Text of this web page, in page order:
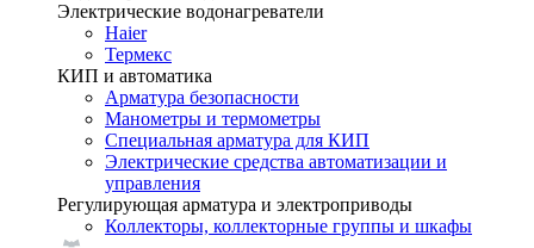
Электрические водонагреватели
Haier
Термекс
КИП и автоматика
Арматура безопасности
Манометры и термометры
Специальная арматура для КИП
Электрические средства автоматизации и
управления
Регулирующая арматура и электроприводы
Коллекторы, коллекторные группы и шкафы